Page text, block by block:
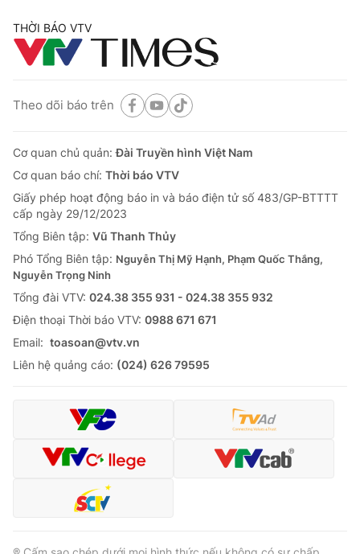
THỜI BÁO VTV
Theo dõi báo trên
Cơ quan chủ quản:Đài Truyền hình Việt Nam
Cơ quan báo chí: Thời báo VTV
Giấy phép hoạt động báo in và báo điện tử số 483/GP-BTTTT
cấp ngày 29/12/2023
Tổng Biên tập: Vũ Thanh Thủy
Phó Tổng Biên tập: Nguyễn Thị Mỹ Hạnh, Phạm Quốc Thắng,
Nguyễn Trọng Ninh
Tổng đài VTV: 024.38 355 931 - 024.38 355 932
Ðiện thoại Thời báo VTV: 0988 671 671
Email: toasoan@vtv.vn
Liên hệ quảng cáo: (024) 626 79595